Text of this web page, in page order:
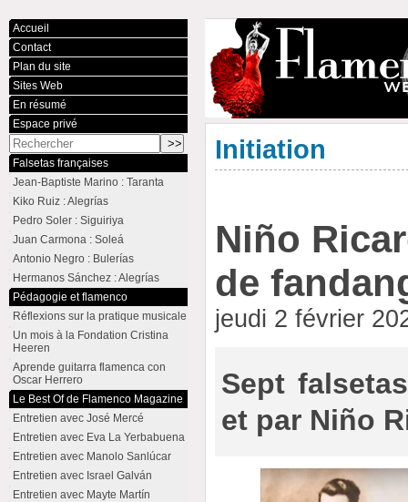
Initiation
Niño
de
jeudi 2 février
Sept
et par Niño
Accueil
Contact
Plan du site
Sites Web
En résumé
Espace privé
Falsetas françaises
Jean-Baptiste Marino : Taranta
Kiko Ruiz : Alegrías
Pedro Soler : Siguiriya
Juan Carmona : Soleá
Antonio Negro : Bulerías
Hermanos Sánchez : Alegrías
Pédagogie et flamenco
Réflexions sur la pratique musicale
Un mois à la Fondation Cristina
Heeren
Aprende guitarra flamenca con
Oscar Herrero
Le Best Of de Flamenco Magazine
Entretien avec José Mercé
Entretien avec Eva La Yerbabuena
Entretien avec Manolo Sanlúcar
Entretien avec Israel Galván
Entretien avec Mayte Martín